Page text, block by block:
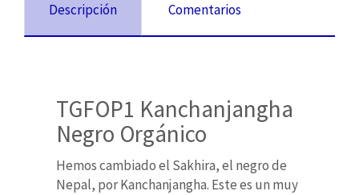
Descripción Comentarios
TGFOP1 Kanchanjangha
Negro Orgánico
Hemos cambiado el Sakhira, el negro de
Nepal, por Kanchanjangha. Este es un muy